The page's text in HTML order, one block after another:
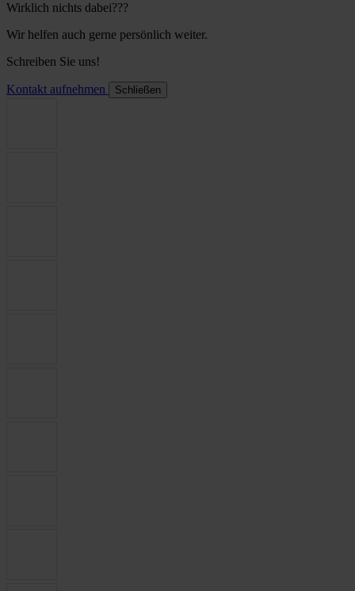
Wirklich nichts dabei???
Wir helfen auch gerne persönlich weiter.
Schreiben Sie uns!
Kontakt aufnehmen Schließen